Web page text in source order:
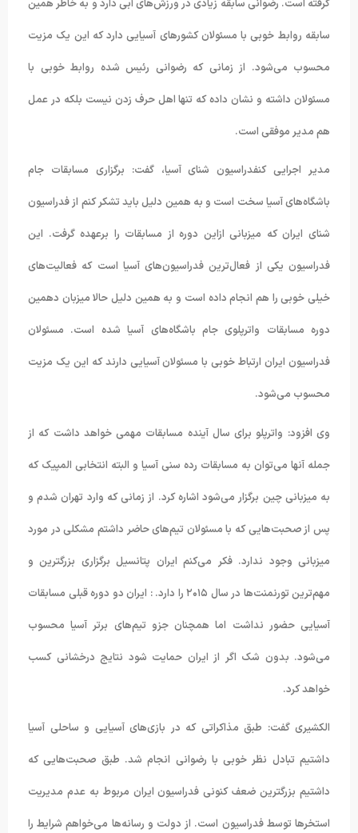
گرفته است. رضوانی سابقه زیادی در ورزش‌های آبی دارد و به خاطر همین
سابقه روابط خوبی با مسئولان کشورهای آسیایی دارد که این یک مزیت
محسوب می‌شود. از زمانی که رضوانی رئیس شده روابط خوبی با
مسئولان داشته و نشان داده که تنها اهل حرف زدن نیست بلکه در عمل
هم مدیر موفقی است.
مدیر اجرایی کنفدراسیون شنای آسیا، گفت: برگزاری مسابقات جام
باشگاه‌های آسیا سخت است و به همین دلیل باید تشکر کنم از فدراسیون
شنای ایران که میزبانی ازاین دوره از مسابقات را برعهده گرفت. این
فدراسیون یکی از فعال‌ترین فدراسیون‌های آسیا است که فعالیت‌های
خیلی خوبی را هم انجام داده است و به همین دلیل حالا میزبان دهمین
دوره مسابقات واترپلوی جام باشگاه‌های آسیا شده است. مسئولان
فدراسیون ایران ارتباط خوبی با مسئولان آسیایی دارند که این یک مزیت
محسوب می‌شود.
وی افزود: واترپلو برای سال آینده مسابقات مهمی خواهد داشت که از
جمله آنها می‌توان به مسابقات رده سنی آسیا و البته انتخابی المپیک که
به میزبانی چین برگزار می‌شود اشاره کرد. از زمانی که وارد تهران شدم و
پس از صحبت‌هایی که با مسئولان تیم‌های حاضر داشتم مشکلی در مورد
میزبانی وجود ندارد. فکر می‌کنم ایران پتانسیل برگزاری بزرگترین و
مهم‌ترین تورنمنت‌ها در سال ۲۰۱۵ را دارد. : ایران دو دوره قبلی مسابقات
آسیایی حضور نداشت اما همچنان جزو تیم‌های برتر آسیا محسوب
می‌شود. بدون شک اگر از ایران حمایت شود نتایج درخشانی کسب
خواهد کرد.
الکشیری گفت: طبق مذاکراتی که در بازی‌های آسیایی و ساحلی آسیا
داشتیم تبادل نظر خوبی با رضوانی انجام شد. طبق صحبت‌هایی که
داشتیم بزرگترین ضعف کنونی فدراسیون ایران مربوط به عدم مدیریت
استخرها توسط فدراسیون است. از دولت و رسانه‌ها می‌خواهم شرایط را